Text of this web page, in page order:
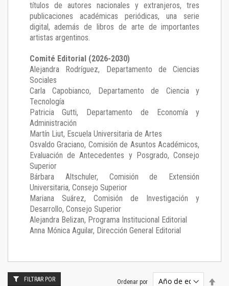
títulos de autores nacionales y extranjeros, tres
publicaciones académicas periódicas, una serie
digital, además de libros de arte de importantes
artistas argentinos.
Comité Editorial (2026-2030)
Alejandra Rodríguez, Departamento de Ciencias
Sociales
Carla Capobianco, Departamento de Ciencia y
Tecnología
Patricia Gutti, Departamento de Economía y
Administración
Martín Liut, Escuela Universitaria de Artes
Osvaldo Graciano, Comisión de Asuntos Académicos,
Evaluación de Antecedentes y Posgrado, Consejo
Superior
Bárbara Altschuler, Comisión de Extensión
Universitaria, Consejo Superior
Mariana Suárez, Comisión de Investigación y
Desarrollo, Consejo Superior
Alejandra Belizan, Programa Institucional Editorial
Anna Mónica Aguilar, Dirección General Editorial
Ordenar por
FILTRAR POR